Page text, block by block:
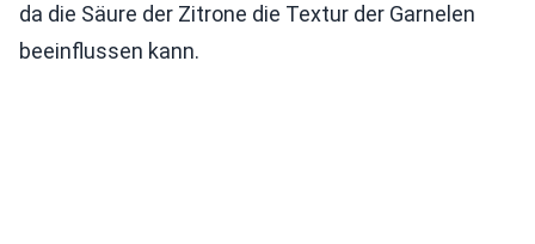
da die Säure der Zitrone die Textur der Garnelen
beeinflussen kann.